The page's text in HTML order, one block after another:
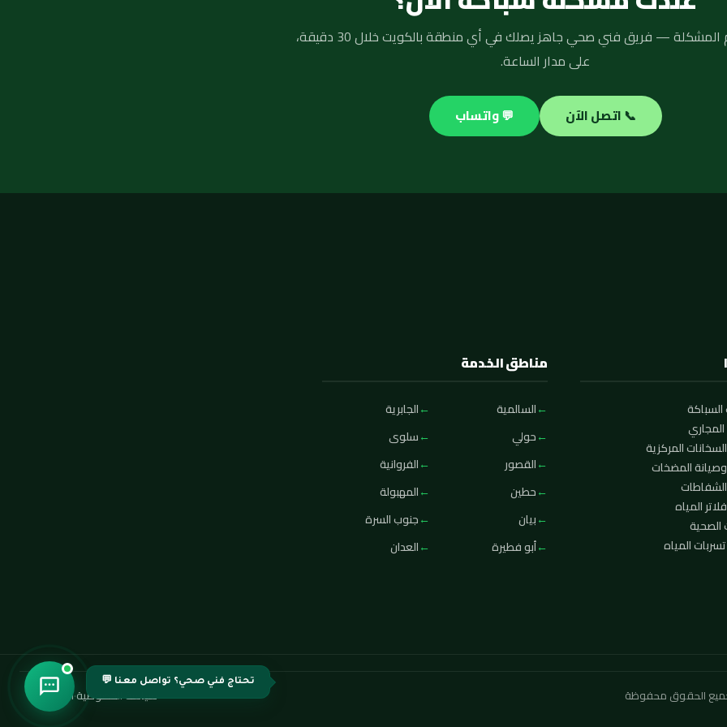
لا تنتظر تفاقم المشكلة — فريق فني صحي جاهز يصلك في أي منطقة بالكويت خلال 30 دقيقة،
على مدار الساعة.
📞 اتصل الآن 💬 واتساب
المركزية
المضخات
المياه
الصحية
المياه
مناطق الخدمة
السالمية
الجابرية
حولي
سلوى
القصور
الفروانية
حطين
المهبولة
بيان
جنوب السرة
أبو فطيرة
العدان
سياسة الخصوصية·اتصل بنا
تحتاج فني صحي؟ تواصل معنا 💬